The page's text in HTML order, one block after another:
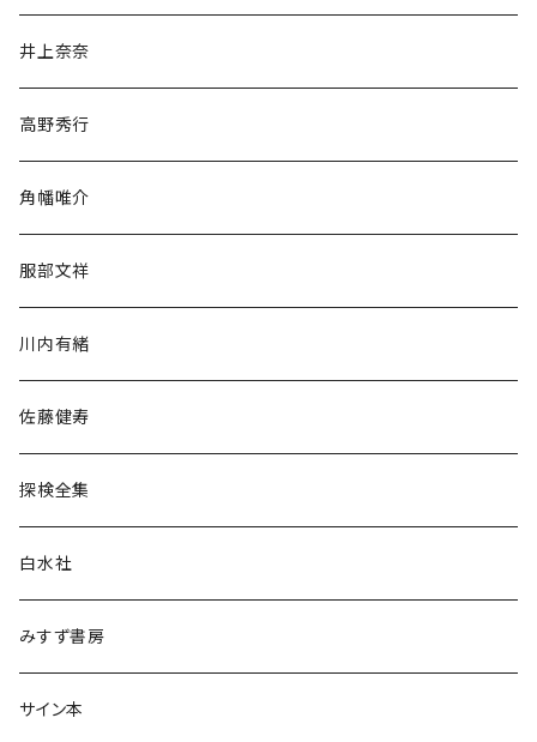
文学・小説・物語
随筆・ノンフィクション・その他
民族・風習
言語・ことば
井上奈奈
高野秀行
角幡唯介
服部文祥
川内有緒
佐藤健寿
探検全集
白水社
みすず書房
サイン本